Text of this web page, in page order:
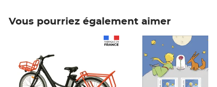
Vous pourriez également aimer
Prix 7,50€